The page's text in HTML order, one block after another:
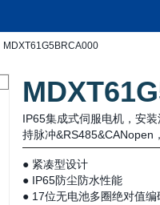
MDXT61G5BRCA000
IP65集成式伺服电机，安
持脉冲&RS485&CANopen
● 紧凑型设计
● IP65防尘防水性能
● 17位无电池多圈绝对值编